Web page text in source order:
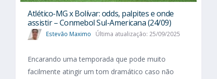
Atlético-MG x Bolívar: odds, palpites e onde
assistir – Conmebol Sul-Americana (24/09)
Estevão Maximo Última atualização: 25/09/2025
Encarando uma temporada que pode muito
facilmente atingir um tom dramático caso não